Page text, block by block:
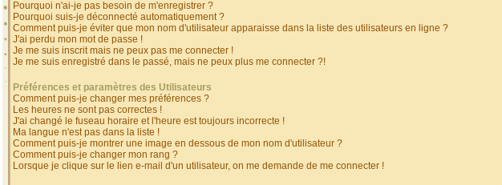
Pourquoi n'ai-je pas besoin de m'enregistrer ?
Pourquoi suis-je déconnecté automatiquement ?
Comment puis-je éviter que mon nom d'utilisateur apparaisse dans la liste des utilisateurs en ligne ?
J'ai perdu mon mot de passe !
Je me suis inscrit mais ne peux pas me connecter !
Je me suis enregistré dans le passé, mais ne peux plus me connecter ?!
Préférences et paramètres des Utilisateurs
Comment puis-je changer mes préférences ?
Les heures ne sont pas correctes !
J'ai changé le fuseau horaire et l'heure est toujours incorrecte !
Ma langue n'est pas dans la liste !
Comment puis-je montrer une image en dessous de mon nom d'utilisateur ?
Comment puis-je changer mon rang ?
Lorsque je clique sur le lien e-mail d'un utilisateur, on me demande de me connecter !